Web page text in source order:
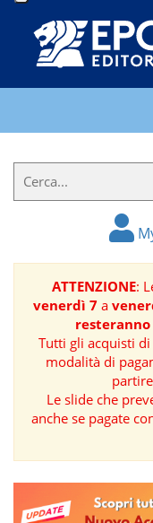
LIBRI
IL
FORMATORE
BOOK
RIVISTE
SOFTWARE
AREE
TEMATICHE
ATTENZIONE:
venerdì 7a
resteranno
Tutti gli acquisti di
modalità di
Le slide che
anche se pagate